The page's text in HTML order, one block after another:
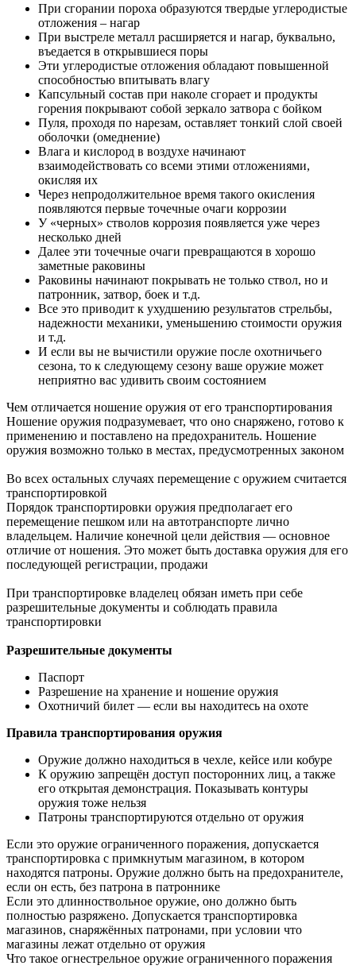
При сгорании пороха образуются твердые углеродистые
отложения – нагар
При выстреле металл расширяется и нагар, буквально,
въедается в открывшиеся поры
Эти углеродистые отложения обладают повышенной
способностью впитывать влагу
Капсульный состав при наколе сгорает и продукты
горения покрывают собой зеркало затвора с бойком
Пуля, проходя по нарезам, оставляет тонкий слой своей
оболочки (омеднение)
Влага и кислород в воздухе начинают
взаимодействовать со всеми этими отложениями,
окисляя их
Через непродолжительное время такого окисления
появляются первые точечные очаги коррозии
У «черных» стволов коррозия появляется уже через
несколько дней
Далее эти точечные очаги превращаются в хорошо
заметные раковины
Раковины начинают покрывать не только ствол, но и
патронник, затвор, боек и т.д.
Все это приводит к ухудшению результатов стрельбы,
надежности механики, уменьшению стоимости оружия
и т.д.
И если вы не вычистили оружие после охотничьего
сезона, то к следующему сезону ваше оружие может
неприятно вас удивить своим состоянием
Чем отличается ношение оружия от его транспортирования
Ношение оружия подразумевает, что оно снаряжено, готово к
применению и поставлено на предохранитель. Ношение
оружия возможно только в местах, предусмотренных законом
Во всех остальных случаях перемещение с оружием считается
транспортировкой
Порядок транспортировки оружия предполагает его
перемещение пешком или на автотранспорте лично
владельцем. Наличие конечной цели действия — основное
отличие от ношения. Это может быть доставка оружия для его
последующей регистрации, продажи
При транспортировке владелец обязан иметь при себе
разрешительные документы и соблюдать правила
транспортировки
Разрешительные документы
Паспорт
Разрешение на хранение и ношение оружия
Охотничий билет — если вы находитесь на охоте
Правила транспортирования оружия
Оружие должно находиться в чехле, кейсе или кобуре
К оружию запрещён доступ посторонних лиц, а также
его открытая демонстрация. Показывать контуры
оружия тоже нельзя
Патроны транспортируются отдельно от оружия
Если это оружие ограниченного поражения, допускается
транспортировка с примкнутым магазином, в котором
находятся патроны. Оружие должно быть на предохранителе,
если он есть, без патрона в патроннике
Если это длинноствольное оружие, оно должно быть
полностью разряжено. Допускается транспортировка
магазинов, снаряжённых патронами, при условии что
магазины лежат отдельно от оружия
Что такое огнестрельное оружие ограниченного поражения